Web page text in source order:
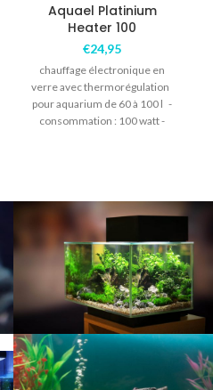
Aquael Platinium
Heater 100
€24,95
chauffage électronique en
verre avec thermorégulation
pour aquarium de 60 à 100 l -
consommation : 100 watt -